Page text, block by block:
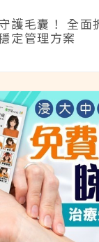
護毛囊！ 全面
定管理方案